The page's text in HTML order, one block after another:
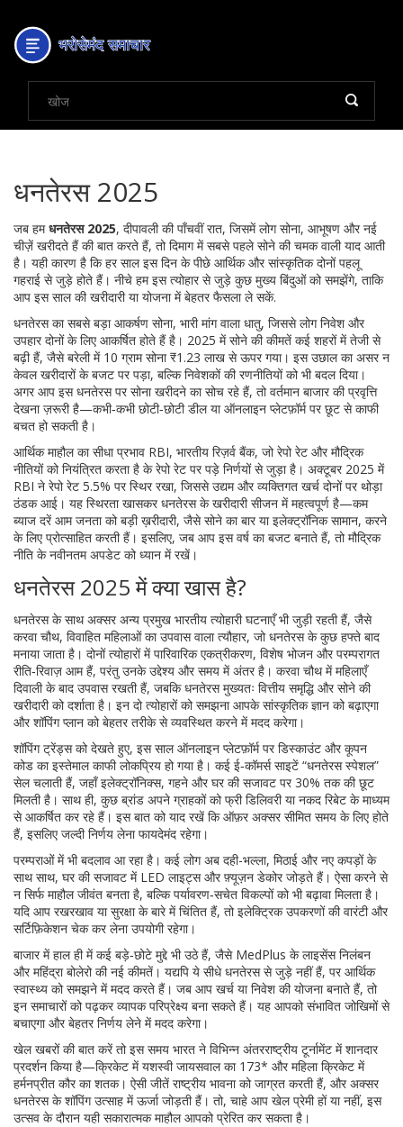
धनतेरस 2025
जब हमधनतेरस 2025, दीपावली की पाँचवीं रात, जिसमें लोग सोना, आभूषण और नई
चीज़ें खरीदते हैंकी बात करते हैं, तो दिमाग में सबसे पहले सोने की चमक वाली याद आती
है। यही कारण है कि हर साल इस दिन के पीछे आर्थिक और सांस्कृतिक दोनों पहलू
गहराई से जुड़े होते हैं। नीचे हम इस त्योहार से जुड़े कुछ मुख्य बिंदुओं को समझेंगे, ताकि
आप इस साल की खरीदारी या योजना में बेहतर फैसला ले सकें.
धनतेरस का सबसे बड़ा आकर्षण सोना, भारी मांग वाला धातु, जिससे लोग निवेश और
उपहार दोनों के लिए आकर्षित होते हैंहै। 2025 में सोने की कीमतें कई शहरों में तेजी से
बढ़ी हैं, जैसे बरेली में 10 ग्राम सोना ₹1.23 लाख से ऊपर गया। इस उछाल का असर न
केवल खरीदारों के बजट पर पड़ा, बल्कि निवेशकों की रणनीतियों को भी बदल दिया।
अगर आप इस धनतेरस पर सोना खरीदने का सोच रहे हैं, तो वर्तमान बाजार की प्रवृत्ति
देखना ज़रूरी है—कभी‑कभी छोटी‑छोटी डील या ऑनलाइन प्लेटफ़ॉर्म पर छूट से काफी
बचत हो सकती है।
आर्थिक माहौल का सीधा प्रभाव RBI, भारतीय रिज़र्व बैंक, जो रेपो रेट और मौद्रिक
नीतियों को नियंत्रित करता है के रेपो रेट पर पड़े निर्णयों से जुड़ा है। अक्टूबर 2025 में
RBI ने रेपो रेट 5.5% पर स्थिर रखा, जिससे उद्यम और व्यक्तिगत खर्च दोनों पर थोड़ा
ठंडक आई। यह स्थिरता खासकर धनतेरस के खरीदारी सीजन में महत्वपूर्ण है—कम
ब्याज दरें आम जनता को बड़ी ख़रीदारी, जैसे सोने का बार या इलेक्ट्रॉनिक सामान, करने
के लिए प्रोत्साहित करती हैं। इसलिए, जब आप इस वर्ष का बजट बनाते हैं, तो मौद्रिक
नीति के नवीनतम अपडेट को ध्यान में रखें।
धनतेरस 2025 में क्या खास है?
धनतेरस के साथ अक्सर अन्य प्रमुख भारतीय त्योहारी घटनाएँ भी जुड़ी रहती हैं, जैसे
करवा चौथ, विवाहित महिलाओं का उपवास वाला त्यौहार, जो धनतेरस के कुछ हफ्ते बाद
मनाया जाता है । दोनों त्योहारों में पारिवारिक एकत्रीकरण, विशेष भोजन और परम्परागत
रीति‑रिवाज़ आम हैं, परंतु उनके उद्देश्य और समय में अंतर है। करवा चौथ में महिलाएँ
दिवाली के बाद उपवास रखती हैं, जबकि धनतेरस मुख्यतः वित्तीय समृद्धि और सोने की
खरीदारी को दर्शाता है। इन दो त्योहारों को समझना आपके सांस्कृतिक ज्ञान को बढ़ाएगा
और शॉपिंग प्लान को बेहतर तरीके से व्यवस्थित करने में मदद करेगा।
शॉपिंग ट्रेंड्स को देखते हुए, इस साल ऑनलाइन प्लेटफ़ॉर्म पर डिस्काउंट और कूपन
कोड का इस्तेमाल काफी लोकप्रिय हो गया है। कई ई‑कॉमर्स साइटें “धनतेरस स्पेशल”
सेल चलाती हैं, जहाँ इलेक्ट्रॉनिक्स, गहने और घर की सजावट पर 30% तक की छूट
मिलती है। साथ ही, कुछ ब्रांड अपने ग्राहकों को फ्री डिलिवरी या नकद रिबेट के माध्यम
से आकर्षित कर रहे हैं। इस बात को याद रखें कि ऑफ़र अक्सर सीमित समय के लिए होते
हैं, इसलिए जल्दी निर्णय लेना फायदेमंद रहेगा।
परम्पराओं में भी बदलाव आ रहा है। कई लोग अब दही-भल्ला, मिठाई और नए कपड़ों के
साथ साथ, घर की सजावट में LED लाइट्स और फ़्यूज़न डेकोर जोड़ते हैं। ऐसा करने से
न सिर्फ माहौल जीवंत बनता है, बल्कि पर्यावरण‑सचेत विकल्पों को भी बढ़ावा मिलता है।
यदि आप रखरखाव या सुरक्षा के बारे में चिंतित हैं, तो इलेक्ट्रिक उपकरणों की वारंटी और
सर्टिफ़िकेशन चेक कर लेना उपयोगी रहेगा।
बाजार में हाल ही में कई बड़े‑छोटे मुद्दे भी उठे हैं, जैसे MedPlus के लाइसेंस निलंबन
और महिंद्रा बोलेरो की नई कीमतें। यद्यपि ये सीधे धनतेरस से जुड़े नहीं हैं, पर आर्थिक
स्वास्थ्य को समझने में मदद करते हैं। जब आप खर्च या निवेश की योजना बनाते हैं, तो
इन समाचारों को पढ़कर व्यापक परिप्रेक्ष्य बना सकते हैं। यह आपको संभावित जोखिमों से
बचाएगा और बेहतर निर्णय लेने में मदद करेगा।
खेल खबरों की बात करें तो इस समय भारत ने विभिन्न अंतरराष्ट्रीय टूर्नामेंट में शानदार
प्रदर्शन किया है—क्रिकेट में यशस्वी जायसवाल का 173* और महिला क्रिकेट में
हर्मनप्रीत कौर का शतक। ऐसी जीतें राष्ट्रीय भावना को जाग्रत करती हैं, और अक्सर
धनतेरस के शॉपिंग उत्साह में ऊर्जा जोड़ती हैं। तो, चाहे आप खेल प्रेमी हों या नहीं, इस
उत्सव के दौरान यही सकारात्मक माहौल आपको प्रेरित कर सकता है।